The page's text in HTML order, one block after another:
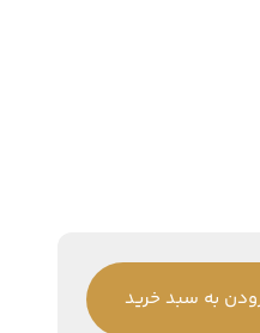
به سبد خرید